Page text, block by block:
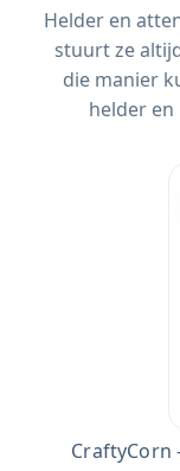
Helder en
stuurt ze
die manier
helder
CraftyCorn